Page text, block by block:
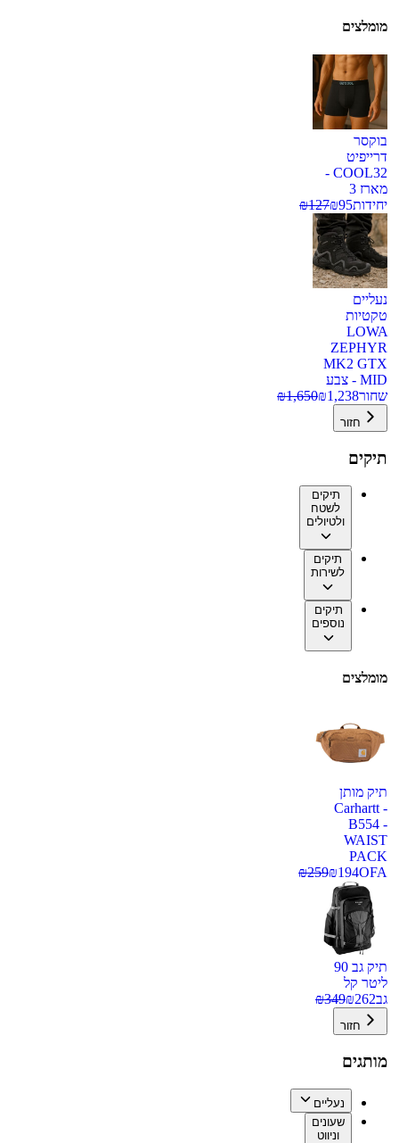
מומלצים
בוקסר
דרייפיט
COOL32 -
מארז 3
יחידות
₪95
₪127
נעליים
טקטיות
LOWA
ZEPHYR
MK2 GTX
MID - צבע
שחור
₪1,238
₪1,650
חזור
תיקים
תיקים
לשטח
ולטיולים
תיקים
לשירות
תיקים
נוספים
מומלצים
תיק מותן
Carhartt -
B554 -
WAIST
PACK
OFA
₪194
₪259
תיק גב 90
ליטר קל
גב
₪262
₪349
חזור
מותגים
נעליים
שעונים
וניווט